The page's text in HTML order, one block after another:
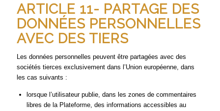
ARTICLE 11- PARTAGE DES
DONNÉES PERSONNELLES
AVEC DES TIERS
Les données personnelles peuvent être partagées avec des
sociétés tierces exclusivement dans l’Union européenne, dans
les cas suivants :
lorsque l’utilisateur publie, dans les zones de commentaires
libres de la Plateforme, des informations accessibles au